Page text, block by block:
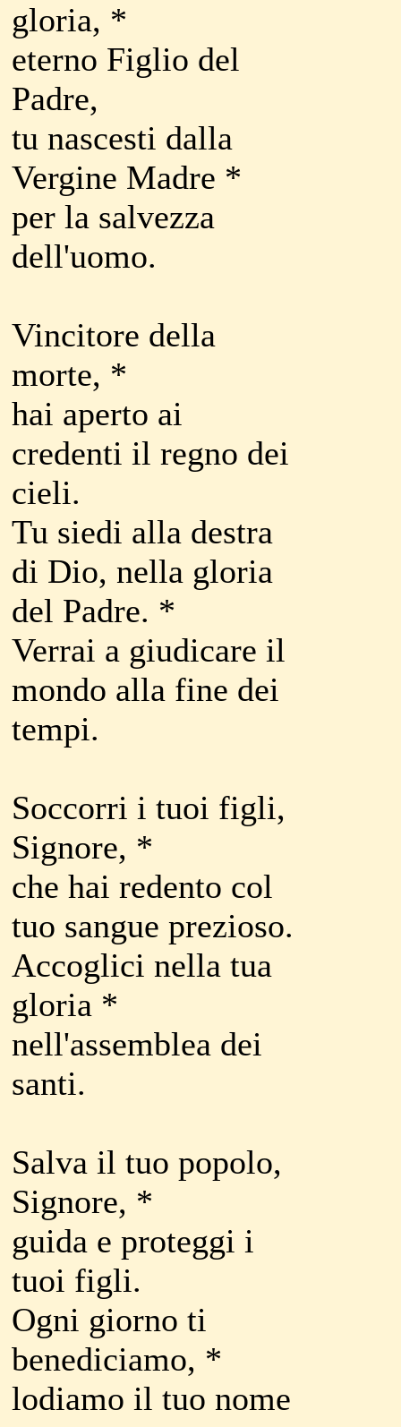
gloria, *
eterno Figlio del
Padre,
tu nascesti dalla
Vergine Madre *
per la salvezza
dell'uomo.
Vincitore della
morte, *
hai aperto ai
credenti il regno dei
cieli.
Tu siedi alla destra
di Dio, nella gloria
del Padre. *
Verrai a giudicare il
mondo alla fine dei
tempi.
Soccorri i tuoi figli,
Signore, *
che hai redento col
tuo sangue prezioso.
Accoglici nella tua
gloria *
nell'assemblea dei
santi.
Salva il tuo popolo,
Signore, *
guida e proteggi i
tuoi figli.
Ogni giorno ti
benediciamo, *
lodiamo il tuo nome